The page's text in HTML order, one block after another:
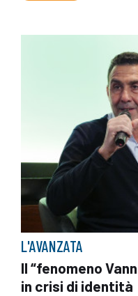
L'AVANZATA
Il “fenomeno
in crisi di identità